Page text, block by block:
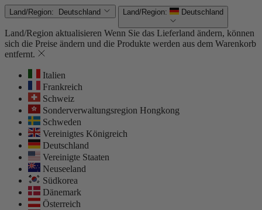
Land/Region: Deutschland Land/Region: Deutschland
Land/Region aktualisieren Wenn Sie das Lieferland ändern, können
sich die Preise ändern und die Produkte werden aus dem Warenkorb
entfernt.
Italien
Frankreich
Schweiz
Sonderverwaltungsregion Hongkong
Schweden
Vereinigtes Königreich
Deutschland
Vereinigte Staaten
Neuseeland
Südkorea
Dänemark
Österreich